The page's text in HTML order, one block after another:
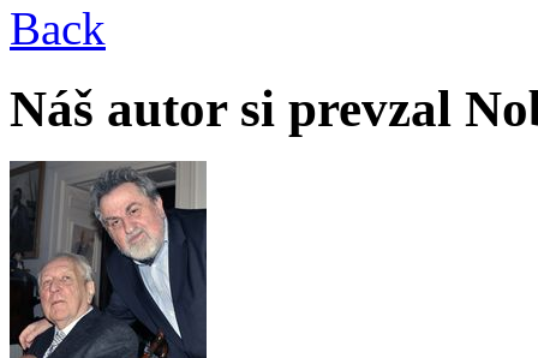
Back
Náš autor si prevzal